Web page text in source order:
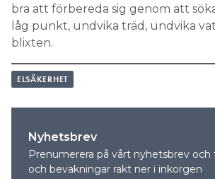
bra att förbereda sig genom att
låg punkt, undvika träd, undvika
blixten.
ELSÄKERHET
Nyhetsbrev
Prenumerera på vårt nyhetsbrev och
och bevakningar rakt ner i inkorgen